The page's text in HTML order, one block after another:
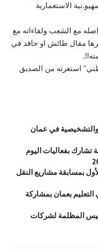
الاستعمارية
مع الشعب ولقاءاته مع
مقال طائش او حاقد في
استعرته من الصديق
والتشخيصية في عمان
تشارك بفعاليات اليوم
بمسابقة مشاريع النقل
بعمان بمشاركة
المظلمة لشركات